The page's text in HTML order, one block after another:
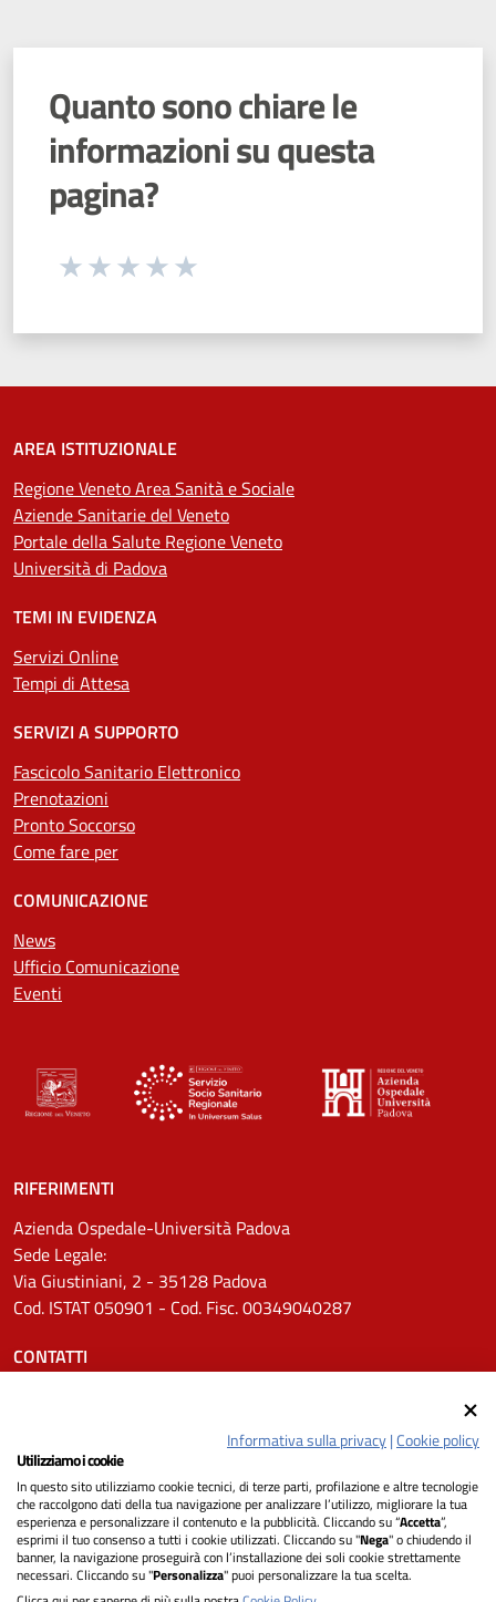
Quanto sono chiare le
informazioni su questa
pagina?
Seleziona una valutazione da 1 a 5 stelle
AREA ISTITUZIONALE
Regione Veneto Area Sanità e Sociale
Aziende Sanitarie del Veneto
Portale della Salute Regione Veneto
Università di Padova
TEMI IN EVIDENZA
Servizi Online
Tempi di Attesa
SERVIZI A SUPPORTO
Fascicolo Sanitario Elettronico
Prenotazioni
Pronto Soccorso
Come fare per
COMUNICAZIONE
News
Ufficio Comunicazione
Eventi
RIFERIMENTI
Azienda Ospedale-Università Padova
Sede Legale:
Via Giustiniani, 2 - 35128 Padova
Cod. ISTAT 050901 - Cod. Fisc. 00349040287
CONTATTI
Pec: protocollo.aopd@pecveneto.it
SEGUICI SU
Privacy
Informativa sulla privacy|Cookie policy
Utilizziamo i cookie
In questo sito utilizziamo cookie tecnici, di terze parti, profilazione e altre tecnologie
che raccolgono dati della tua navigazione per analizzare l’utilizzo, migliorare la tua
esperienza e personalizzare il contenuto e la pubblicità. Cliccando su “Accetta”,
esprimi il tuo consenso a tutti i cookie utilizzati. Cliccando su "Nega" o chiudendo il
banner, la navigazione proseguirà con l’installazione dei soli cookie strettamente
necessari. Cliccando su "Personalizza" puoi personalizzare la tua scelta.